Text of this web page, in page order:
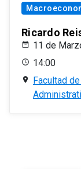
Ricardo
11 de
14:00
Facultad